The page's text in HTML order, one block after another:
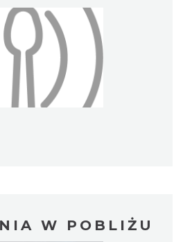
W POBLIŻU